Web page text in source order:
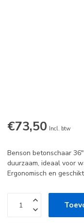
€73,50 Incl. btw
Benson betonschaar
duurzaam, ideaal voor
Ergonomisch en